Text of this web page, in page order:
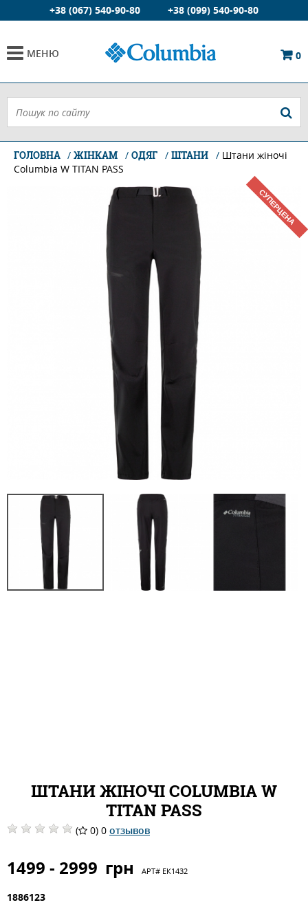
+38 (067) 540-90-80 +38 (099) 540-90-80
МЕНЮ 0
ГОЛОВНА ЖІНКАМ ОДЯГ ШТАНИ
Штани жіночі
Columbia W TITAN PASS
СУПЕРЦЕНА
ШТАНИ ЖІНОЧІ COLUMBIA W
TITAN PASS
( 0) 0 отзывов
1499 - 2999 грн АРТ# ЕК1432
1886123